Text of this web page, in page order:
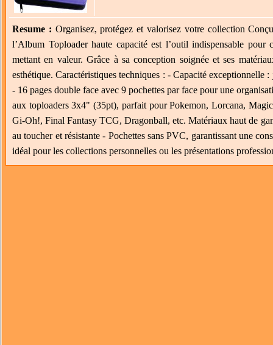
Resume : Organisez, protégez et valorisez votre collection
l’Album Toploader haute capacité est l’outil indispensable
mettant en valeur. Grâce à sa conception soignée et ses
esthétique. Caractéristiques techniques : - Capacité exceptionnelle
- 16 pages double face avec 9 pochettes par face pour une
aux toploaders 3x4" (35pt), parfait pour Pokemon, Lorcana,
Gi-Oh!, Final Fantasy TCG, Dragonball, etc. Matériaux haut de
au toucher et résistante - Pochettes sans PVC, garantissant une
idéal pour les collections personnelles ou les présentations